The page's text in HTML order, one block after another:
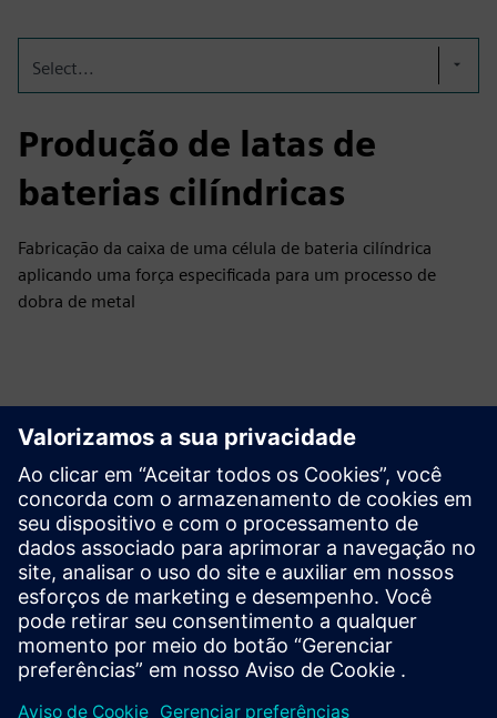
Select...
Produção de latas de
baterias cilíndricas
Fabricação da caixa de uma célula de bateria cilíndrica
aplicando uma força especificada para um processo de
dobra de metal
Explore recursos e
produtos relacionados
Informações e recursos adicionais
Comunidade de automação